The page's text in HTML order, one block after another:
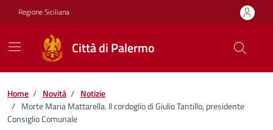
Vai ai contenuti
Vai al footer
Regione Siciliana
Città di Palermo
Home / Novità / Notizie
/ Morte Maria Mattarella. Il cordoglio di Giulio Tantillo, presidente
Consiglio Comunale